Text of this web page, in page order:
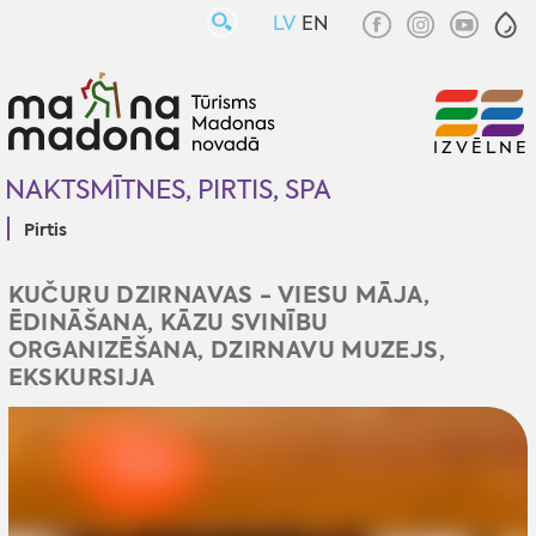
LV EN
NAKTSMĪTNES, PIRTIS, SPA
Pirtis
IZVĒLNE
KUČURU DZIRNAVAS - VIESU MĀJA,
ĒDINĀŠANA, KĀZU SVINĪBU
ORGANIZĒŠANA, DZIRNAVU MUZEJS,
EKSKURSIJA